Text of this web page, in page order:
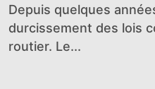
Depuis quelques années, on assiste à un
durcissement des lois
routier. Le...